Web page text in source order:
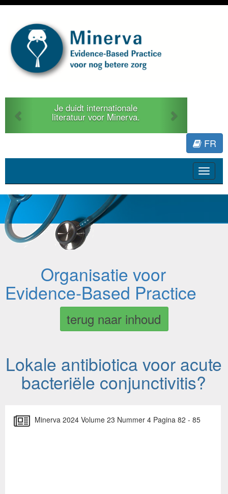
Je duidt internationale
literatuur voor Minerva.
Previous
FR
Toggle
Organisatie voor
Evidence-Based Practice
terug naar inhoud
Lokale antibiotica voor acute
bacteriële conjunctivitis?
Minerva 2024 Volume 23 Nummer 4 Pagina 82 - 85